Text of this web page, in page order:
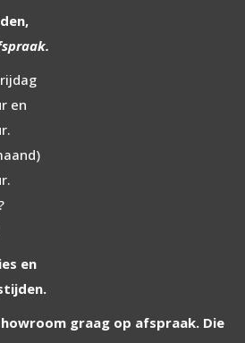
en
en
graag op afspraak. Die